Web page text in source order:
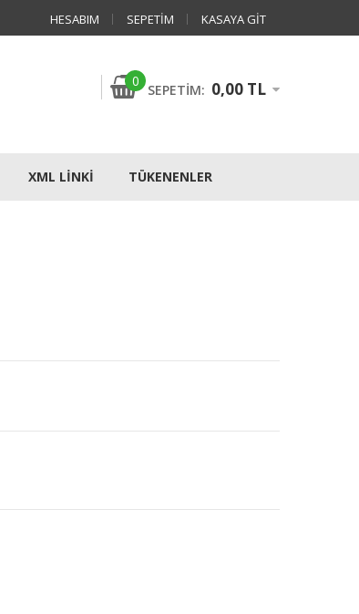
HESABIM SEPETIM KASAYA GIT
0
SEPETIM: 0,00 TL
XML LINKI TÜKENENLER